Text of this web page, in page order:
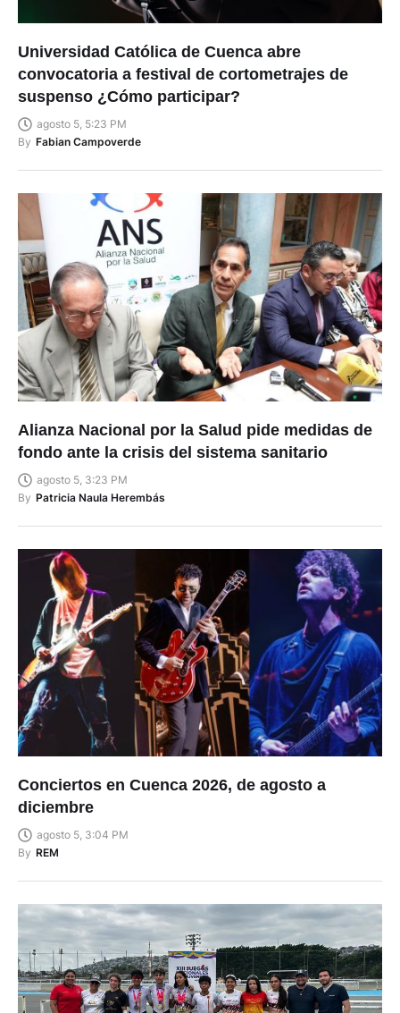
Universidad Católica de Cuenca abre
convocatoria a festival de cortometrajes de
suspenso ¿Cómo participar?
agosto 5, 5:23 PM
By Fabian Campoverde
Alianza Nacional por la Salud pide medidas de
fondo ante la crisis del sistema sanitario
agosto 5, 3:23 PM
By Patricia Naula Herembás
Conciertos en Cuenca 2026, de agosto a
diciembre
agosto 5, 3:04 PM
By REM